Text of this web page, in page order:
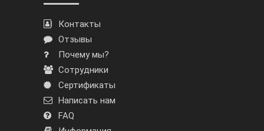
Контакты
Отзывы
Почему мы?
Сотрудники
Сертификаты
Написать нам
FAQ